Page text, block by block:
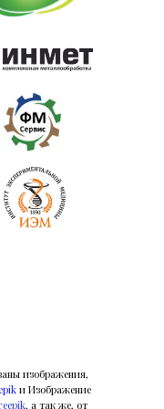
для
ремонта
РФ от
газового
изображения,
и Изображение
, а так же, от